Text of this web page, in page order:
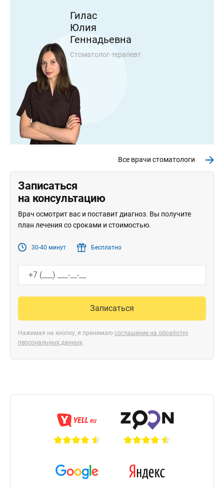
Записаться
на консультацию
Врач осмотрит вас и поставит диагноз. Вы получите
план лечения со сроками и стоимостью.
30-40 минут Бесплатно
Записаться
Нажимая на кнопку, я принимаю соглашение на обработку
персональных данных.
Гилас
Юлия
Геннадьевна
Стоматолог-терапевт
Все врачи стоматологи